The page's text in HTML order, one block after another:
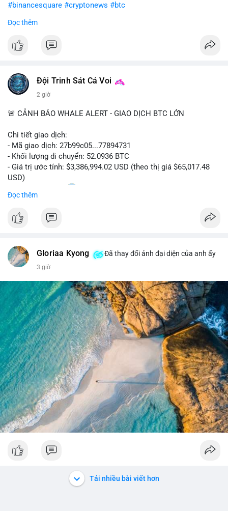
#binancesquare #cryptonews #btc
$btc
#vlikevn #titanbot
Đọc thêm
Đội Trinh Sát Cá Voi
2 giờ
🚨 CẢNH BÁO WHALE ALERT - GIAO DỊCH BTC LỚN
Chi tiết giao dịch:
- Mã giao dịch: 27b99c05...77894731
- Khối lượng di chuyển: 52.0936 BTC
- Giá trị ước tính: $3,386,994.02 USD (theo thị giá $65,017.48
USD)
- Thời gian: 10:20
Nhận định phân tích hành vi của Cá voi dựa trên giao dịch này:
Khối lượng 52.09 BTC tương đương 3.38 triệu USD được
lược. Nếu điểm đến là các sàn giao dịch tập trung, khả năng
cao là chuẩn bị thanh khoản để bán, tạo áp lực giảm ngắn hạn.
tín hiệu tích lũy dài hạn, giảm nguồn cung lưu thông. Việc
chuyển một lần với giá trị lớn thay vì chia nhỏ cũng phản ánh
sự tự tin của cá voi, nhưng đồng thời gây tâm lý thận trọng cho
thị trường vì khả năng bán tháo luôn hiện hữu.
Lời khuyên cho nhà đầu tư nhỏ lẻ: Theo dõi sát điểm đến của
giao dịch này trong vài khối tiếp theo. Nếu BTC vào ví sàn, cần
chuẩn bị cho biến động giá tăng; nếu vào ví lạnh, có thể yên
tâm hơn về xu hướng dài hạn. Không nên hành động vội vàng
dựa trên một giao dịch đơn lẻ, hãy quan sát thêm dòng tiền
trong 24-48 giờ để xác nhận xu hướng.
#52dot09btc #chuyenvilanh #tichluydaihan #mempoolbtc
#giaodichlon
Đọc thêm
Gloriaa Kyong Đã thay đổi ảnh đại diện của anh ấy
3 giờ
Tải nhiều bài viết hơn